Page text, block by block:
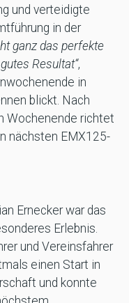
und verteidigte
in der
ganz das perfekte
Resultat“,
in
blickt. Nach
Wochenende richtet
nächsten EMX125-
Ernecker war das
Erlebnis.
und Vereinsfahrer
einen Start in
und konnte